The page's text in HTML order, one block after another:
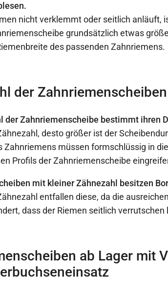
nicht verklemmt oder seitlich anläuft,
grundsätzlich etwas
des passenden Zahnriemens.
der Zahnriemenscheiben
der Zahnriemenscheibe bestimmt ihren
desto größer ist der
Zahnriemens müssen formschlüssig in
Profils der Zahnriemenscheibe
mit kleiner Zähnezahl besitzen
entfallen diese, da die
dass der Riemen seitlich verrutschen
ab Lager mit